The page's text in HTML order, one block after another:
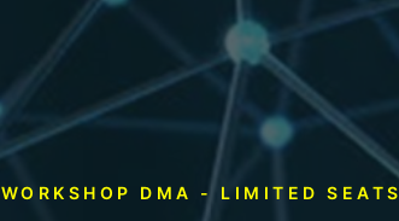
WORKSHOP DMA - LIMITED SEATS